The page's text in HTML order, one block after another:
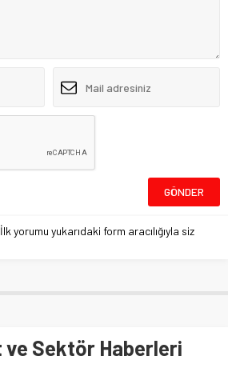
yorumu yukarıdaki form aracılığıyla siz
ve Sektör Haberleri